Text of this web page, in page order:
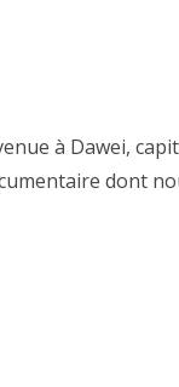
à Dawei,
dont